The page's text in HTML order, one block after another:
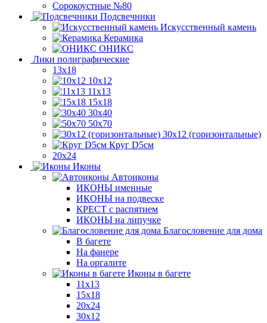
Сорокоустные №80
Подсвечники
Искусственный камень
Керамика
ОНИКС
Лики полиграфические
13x18
10x12
11х13
15х18
30x40
50x70
30x12 (горизонтальные)
Круг D5см
20х24
Иконы
Автоиконы
ИКОНЫ именные
ИКОНЫ на подвеске
КРЕСТ с распятием
ИКОНЫ на липучке
Благословение для дома
В багете
На фанере
На оргалите
Иконы в багете
11x13
15x18
20x24
30х12